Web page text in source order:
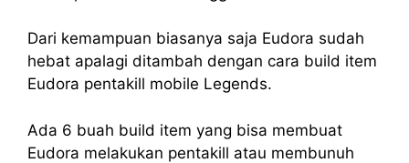
Dari kemampuan biasanya saja Eudora sudah
hebat apalagi ditambah dengan cara build item
Eudora pentakill mobile Legends.
Ada 6 buah build item yang bisa membuat
Eudora melakukan pentakill atau membunuh